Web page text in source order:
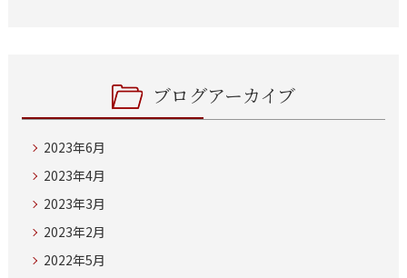
ブログアーカイブ
2023年6月
2023年4月
2023年3月
2023年2月
2022年5月